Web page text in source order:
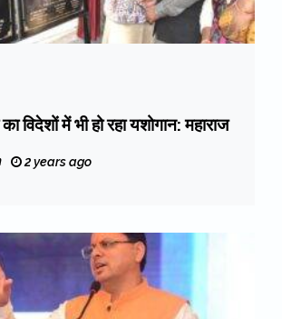
का विदेशों में भी हो रहा यशोगान: महाराज
2 years ago